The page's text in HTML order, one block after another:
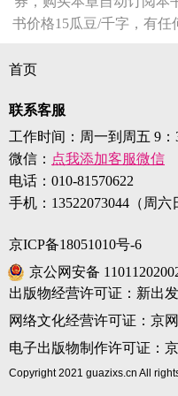
书价格15瓜豆/千字，有任
首页
联系客服
工作时间：周一到周五 9：
微信： 点我添加客服微信
电话： 010-81570622
手机： 13522073044（周
京ICP备18051010号-6
京公网安备
出版物经营许可证：新出
网络文化经营许可证：京
电子出版物制作许可证：
Copyright 2021 guazixs.cn All